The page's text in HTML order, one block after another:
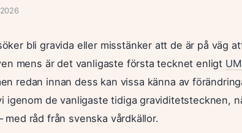
bli gravida eller misstänker att de är på väg
mens är det vanligaste första tecknet enligt
redan innan dess kan vissa känna av
igenom de vanligaste tidiga graviditetstecknen,
med råd från svenska vårdkällor.